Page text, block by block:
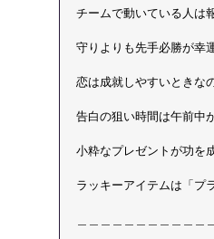
チームで動いている人は
守りよりも先手必勝が幸
恋は成就しやすいときな
告白の狙い時間は午前中
小粋なプレゼントが功を
ラッキーアイテムは「プ